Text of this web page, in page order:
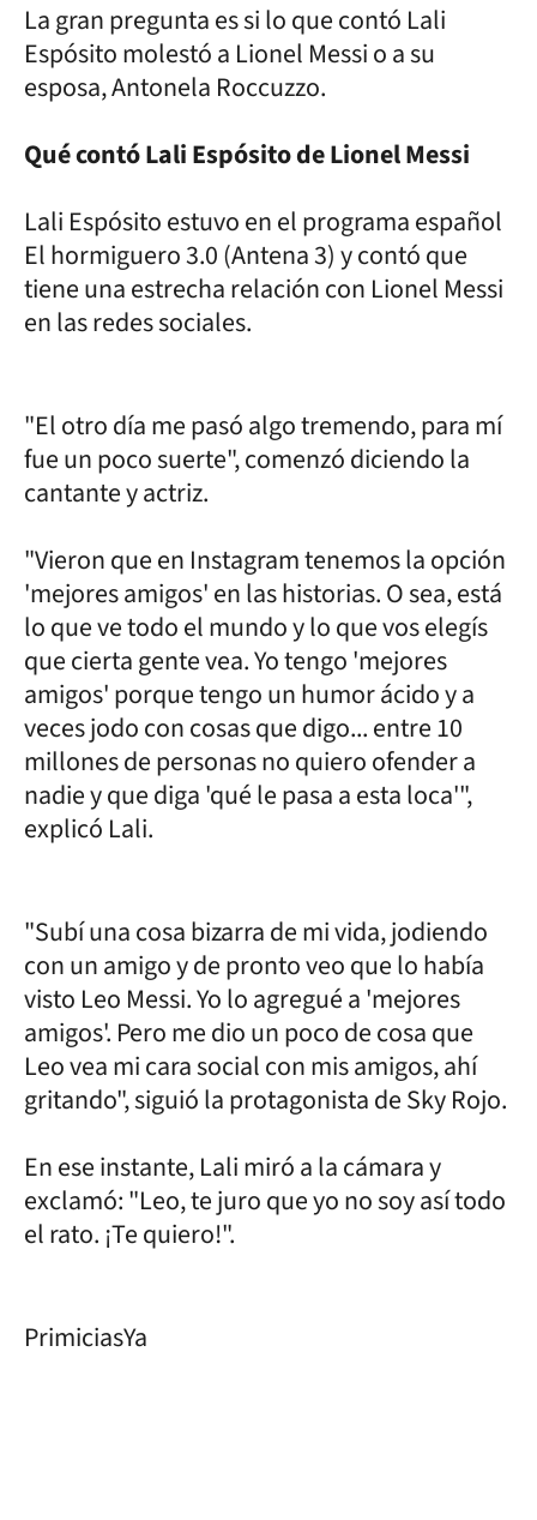
La gran pregunta es si lo que contó Lali
Espósito molestó a Lionel Messi o a su
esposa, Antonela Roccuzzo.
Qué contó Lali Espósito de Lionel Messi
Lali Espósito estuvo en el programa español
El hormiguero 3.0 (Antena 3) y contó que
tiene una estrecha relación con Lionel Messi
en las redes sociales.
"El otro día me pasó algo tremendo, para mí
fue un poco suerte", comenzó diciendo la
cantante y actriz.
"Vieron que en Instagram tenemos la opción
'mejores amigos' en las historias. O sea, está
lo que ve todo el mundo y lo que vos elegís
que cierta gente vea. Yo tengo 'mejores
amigos' porque tengo un humor ácido y a
veces jodo con cosas que digo... entre 10
millones de personas no quiero ofender a
nadie y que diga 'qué le pasa a esta loca'",
explicó Lali.
"Subí una cosa bizarra de mi vida, jodiendo
con un amigo y de pronto veo que lo había
visto Leo Messi. Yo lo agregué a 'mejores
amigos'. Pero me dio un poco de cosa que
Leo vea mi cara social con mis amigos, ahí
gritando", siguió la protagonista de Sky Rojo.
En ese instante, Lali miró a la cámara y
exclamó: "Leo, te juro que yo no soy así todo
el rato. ¡Te quiero!".
PrimiciasYa